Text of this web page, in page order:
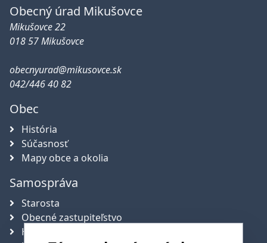
Obecný úrad Mikušovce
Mikušovce 22
018 57 Mikušovce
obecnyurad@mikusovce.sk
042/446 40 82
Obec
História
Súčasnosť
Mapy obce a okolia
Samospráva
Starosta
Obecné zastupiteľstvo
Hlavný kontrolór obce